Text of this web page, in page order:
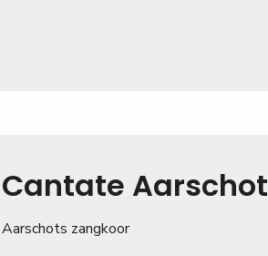
Cantate Aarschot
Aarschots zangkoor